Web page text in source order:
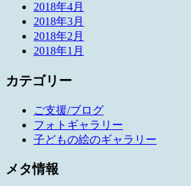
2018年4月
2018年3月
2018年2月
2018年1月
カテゴリー
ご支援/ブログ
フォトギャラリー
子どもの絵のギャラリー
メタ情報